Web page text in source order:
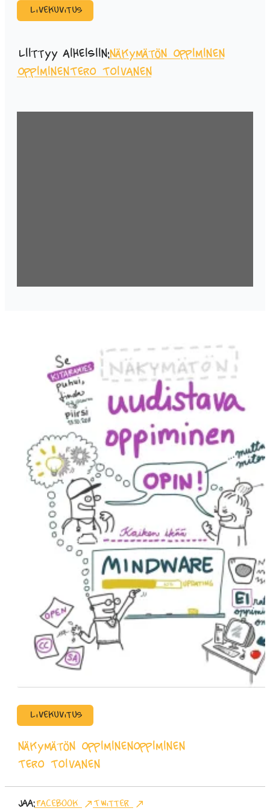
Livekuvitus
Liittyy aiheisiin:näkymätön oppiminen
oppiminenTero Toivanen
Livekuvitus
näkymätön oppiminenoppiminen
Tero Toivanen
Jaa:Facebook Twitter